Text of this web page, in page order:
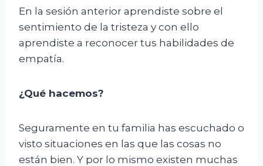
En la sesión anterior aprendiste sobre el
sentimiento de la tristeza y con ello
aprendiste a reconocer tus habilidades de
empatía.
¿Qué hacemos?
Seguramente en tu familia has escuchado o
visto situaciones en las que las cosas no
están bien. Y por lo mismo existen muchas